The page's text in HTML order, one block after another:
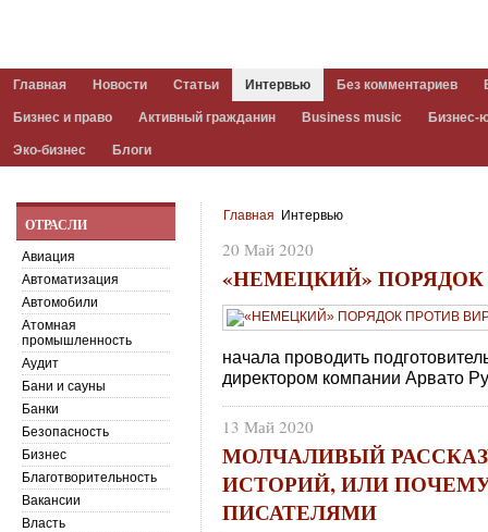
Главная Новости Статьи Интервью Без комментариев
Бизнес и право Активный гражданин Business music Бизнес-
Эко-бизнес Блоги
Главная Интервью
20 Май 2020
«НЕМЕЦКИЙ»
начала проводить
директором компании Арвато
13 Май 2020
МОЛЧАЛИВЫЙ
ИСТОРИЙ, ИЛИ
ПИСАТЕЛЯМИ
ОТРАСЛИ
Авиация
Автоматизация
Автомобили
Атомная
промышленность
Аудит
Бани и сауны
Банки
Безопасность
Бизнес
Благотворительность
Вакансии
Власть